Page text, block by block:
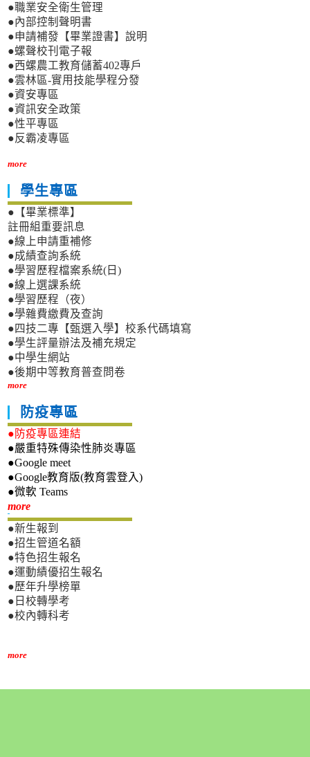
●職業安全衛生管理
●內部控制聲明書
●申請補發【畢業證書】說明
●螺聲校刊電子報
●西螺農工教育儲蓄402專戶
●雲林區-實用技能學程分發
●資安專區
●資訊安全政策
●性平專區
●反霸凌專區
more
學生專區
●【畢業標準】
註冊組重要訊息
●線上申請重補修
●成績查詢系統
●學習歷程檔案系統(日)
●線上選課系統
●學習歷程（夜）
●學雜費繳費及查詢
●四技二專【甄選入學】校系代碼填寫
●學生評量辦法及補充規定
●中學生網站
●後期中等教育普查問卷
more
防疫專區
●防疫專區連結
●嚴重特殊傳染性肺炎專區
●Google meet
●Google教育版(教育雲登入)
●微軟 Teams
more新生專區
●新生報到
●招生管道名額
●特色招生報名
●運動績優招生報名
●歷年升學榜單
●日校轉學考
●校內轉科考
more